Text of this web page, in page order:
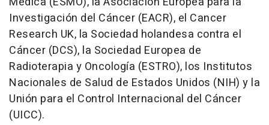
Investigación del Cáncer (EACR), el Cancer
Research UK, la Sociedad holandesa contra el
Cáncer (DCS), la Sociedad Europea de
Radioterapia y Oncología (ESTRO), los Institutos
Nacionales de Salud de Estados Unidos (NIH) y la
Unión para el Control Internacional del Cáncer
(UICC).